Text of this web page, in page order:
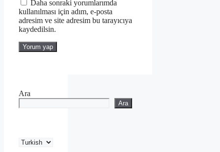
Daha sonraki yorumlarımda
kullanılması için adım, e-posta
adresim ve site adresim bu tarayıcıya
kaydedilsin.
Ara
Ara